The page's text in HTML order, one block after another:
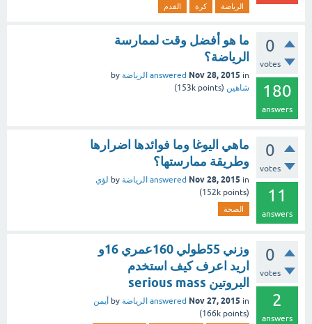
الرياضة كرة القدم
0
votes
180
answers
ما هو أفضل وقت لممارسة
الرياضة؟
answered Nov 28, 2015 in الرياضة by
شاهين (
153k points)
0
votes
11
answers
ماهي اليوغا وما فوائدها اضرارها
وطريقة ممارستها؟
answered Nov 28, 2015 in الرياضة by لؤي
(
152k points)
الصحة
0
votes
2
answers
وزني 55طولي 160عمري 16و
اريد اعرف كيف استخدم
البروتين serious mass
answered Nov 27, 2015 in الرياضة by أيمن
(
166k points)